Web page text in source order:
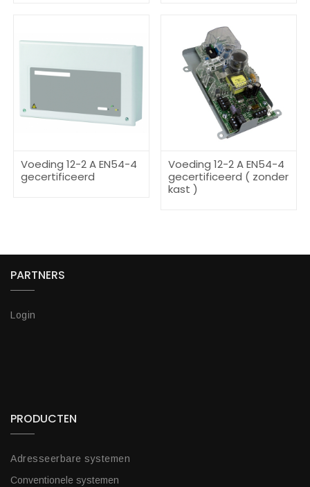
Voeding 12-2 A EN54-4
gecertificeerd
Voeding 12-2 A EN54-4
gecertificeerd ( zonder
kast )
PARTNERS
Login
PRODUCTEN
Adresseerbare systemen
Conventionele systemen